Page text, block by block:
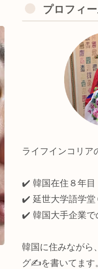
プロフィ
ライフインコリア
✔️ 韓国在住８年目
✔️ 延世大学語学堂
✔️ 韓国大手企業で
韓国に住みながら
グ✍️を書いてます